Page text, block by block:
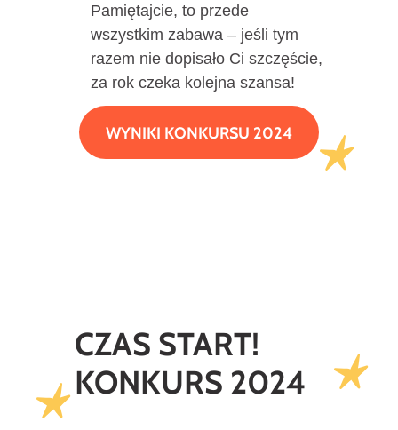
Pamiętajcie, to przede
wszystkim zabawa – jeśli tym
razem nie dopisało Ci szczęście,
za rok czeka kolejna szansa!
WYNIKI KONKURSU 2024
CZAS START!
KONKURS 2024